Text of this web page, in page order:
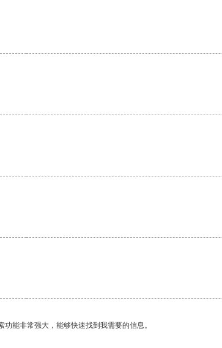
能非常强大，能够快速找到我需要的信息。